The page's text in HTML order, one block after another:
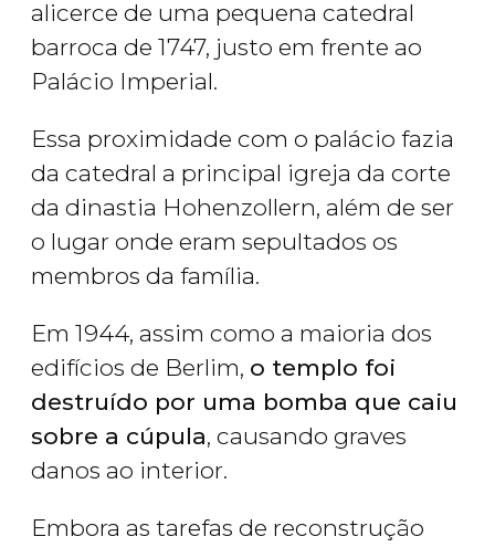
alicerce de uma pequena catedral
barroca de 1747, justo em frente ao
Palácio Imperial.
Essa proximidade com o palácio fazia
da catedral a principal igreja da corte
da dinastia Hohenzollern, além de ser
o lugar onde eram sepultados os
membros da família.
Em 1944, assim como a maioria dos
edifícios de Berlim, o templo foi
destruído por uma bomba que caiu
sobre a cúpula, causando graves
danos ao interior.
Embora as tarefas de reconstrução